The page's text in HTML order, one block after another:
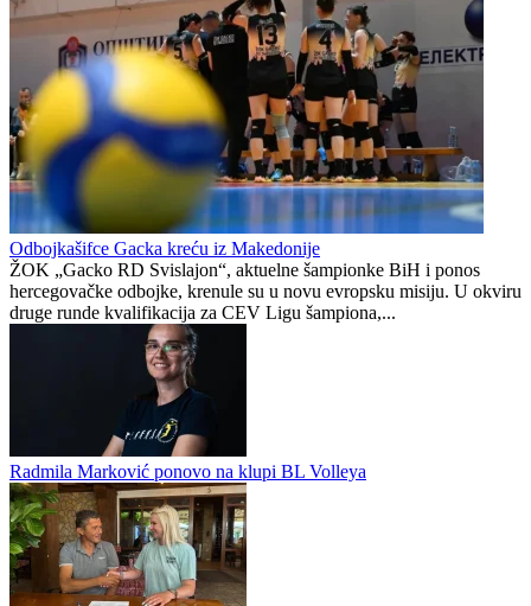
Žene će prve osjetiti
posljedice, ali poručuju:
Ako treba, neka bude
bojkot
"Poste restante", nova
knjiga izdavačke kuće
NULA NULA
Preporučuje ContentExchange
Premijer liga BiH
0 0
Odbojkašifce Gacka kreću iz Makedonije
ŽOK „Gacko RD Svislajon“, aktuelne šampionke BiH i ponos